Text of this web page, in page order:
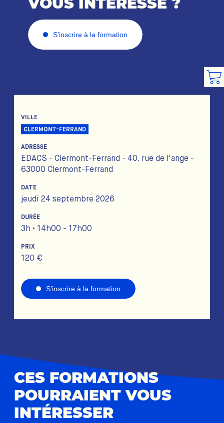
S’inscrire à la formation
VILLE
CLERMONT-FERRAND
ADRESSE
EDACS - Clermont-Ferrand - 40, rue de l'ange -
63000 Clermont-Ferrand
DATE
jeudi 24 septembre 2026
DURÉE
3h • 14h00 - 17h00
PRIX
120 €
S’inscrire à la formation
CES FORMATIONS
POURRAIENT VOUS
INTÉRESSER